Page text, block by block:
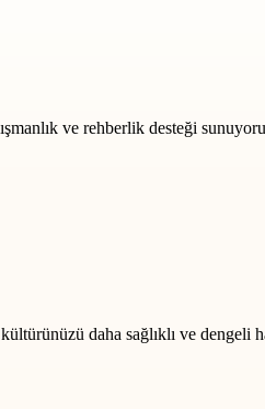
ve rehberlik desteği
daha sağlıklı ve